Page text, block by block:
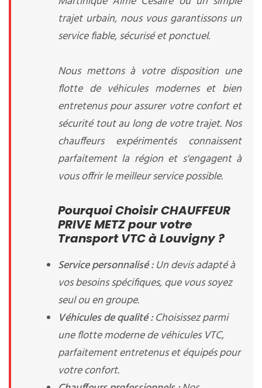
trajet urbain, nous vous garantissons un
service fiable, sécurisé et ponctuel.
Nous mettons à votre disposition une
flotte de véhicules modernes et bien
entretenus pour assurer votre confort et
sécurité tout au long de votre trajet. Nos
chauffeurs expérimentés connaissent
parfaitement la région et s'engagent à
vous offrir le meilleur service possible.
Pourquoi Choisir CHAUFFEUR
PRIVE METZ pour votre
Transport VTC à Louvigny ?
Service personnalisé :Un devis adapté à
vos besoins spécifiques, que vous soyez
seul ou en groupe.
Véhicules de qualité :Choisissez parmi
une flotte moderne de véhicules VTC,
parfaitement entretenus et équipés pour
votre confort.